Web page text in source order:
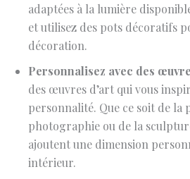
adaptées à la lumière
et utilisez des pots décoratifs
décoration.
Personnalisez avec des
des œuvres d’art qui vous
personnalité. Que ce soit de la
photographie ou de la
ajoutent une dimension
intérieur.